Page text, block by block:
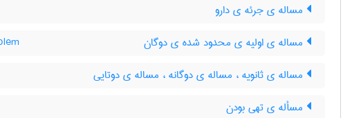
مساله ی جرئه ی دارو
مساله ی اولیه ی محدود شده ی دوگان
مساله ی ثانویه ، مساله ی دوگانه ، مساله ی دوتایی
مسأله ی تهی بودن